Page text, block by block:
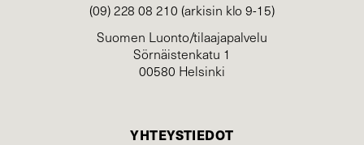
(09) 228 08 210 (arkisin klo 9-15)
Suomen Luonto/tilaajapalvelu
Sörnäistenkatu 1
00580 Helsinki
YHTEYSTIEDOT